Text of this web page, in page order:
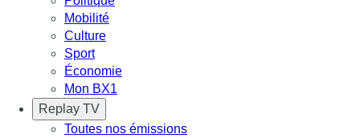
Mobilité
Culture
Sport
Économie
Mon BX1
Replay TV
Toutes nos émissions